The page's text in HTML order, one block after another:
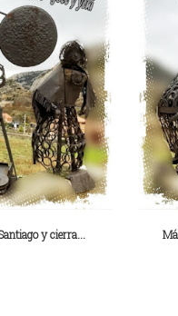
y cierra...